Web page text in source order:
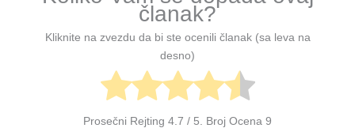
članak?
Kliknite na zvezdu da bi ste ocenili članak (sa leva na
desno)
Prosečni Rejting 4.7 / 5. Broj Ocena 9